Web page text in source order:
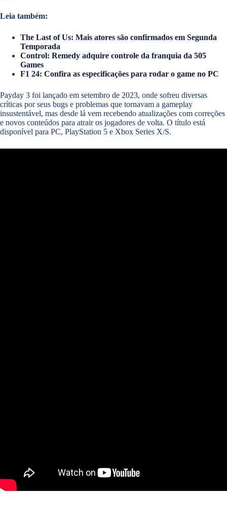
Leia também:
The Last of Us: Mais atores são confirmados em Segunda
Temporada
Control: Remedy adquire controle da franquia da 505
Games
F1 24: Confira as especificações para rodar o game no PC
Payday 3 foi lançado em setembro de 2023, onde sofreu diversas
críticas por seus bugs e problemas que tornavam a gameplay
insustentável, mas desde lá vem recebendo atualizações com correções
e novos conteúdos para atrair os jogadores de volta. O título está
disponível para PC, PlayStation 5 e Xbox Series X/S.